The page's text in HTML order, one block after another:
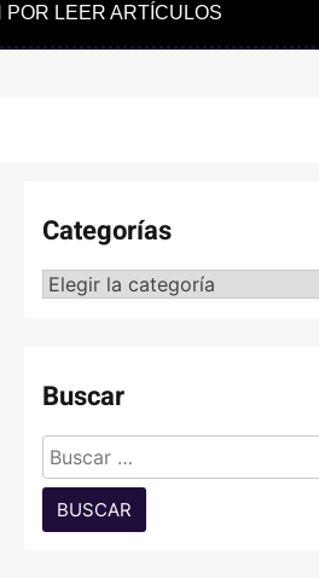
POR LEER ARTÍCULOS
Categorías
Categorías
Buscar
Buscar: